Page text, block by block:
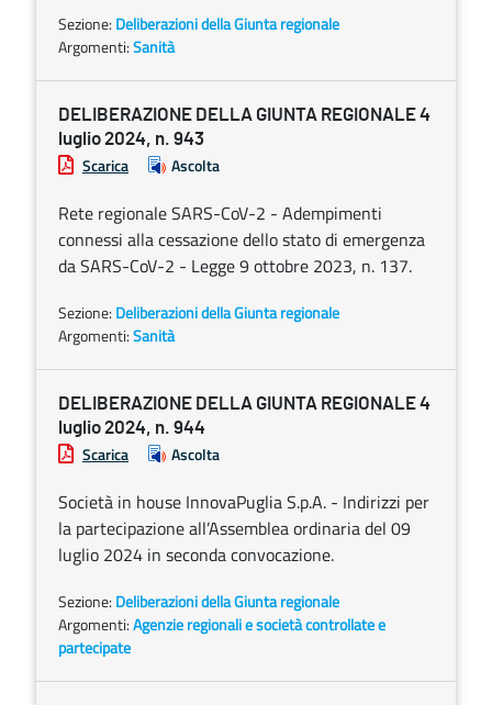
Sezione: Deliberazioni della Giunta regionale
Argomenti:Sanità
DELIBERAZIONE DELLA GIUNTA REGIONALE 4
luglio 2024, n. 943
Scarica Ascolta
Rete regionale SARS-CoV-2 - Adempimenti
connessi alla cessazione dello stato di emergenza
da SARS-CoV-2 - Legge 9 ottobre 2023, n. 137.
Sezione: Deliberazioni della Giunta regionale
Argomenti:Sanità
DELIBERAZIONE DELLA GIUNTA REGIONALE 4
luglio 2024, n. 944
Scarica Ascolta
Società in house InnovaPuglia S.p.A. - Indirizzi per
la partecipazione all’Assemblea ordinaria del 09
luglio 2024 in seconda convocazione.
Sezione: Deliberazioni della Giunta regionale
Argomenti:Agenzie regionali e società controllate e
partecipate